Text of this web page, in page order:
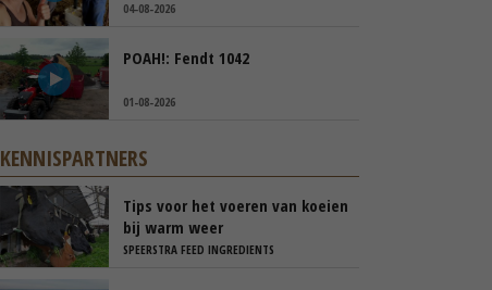
04-08-2026
POAH!: Fendt 1042
01-08-2026
KENNISPARTNERS
Tips voor het voeren van koeien
bij warm weer
SPEERSTRA FEED INGREDIENTS